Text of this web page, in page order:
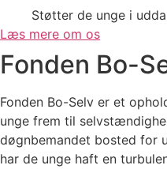
Støtter de unge i
Læs mere om os
Fonden Bo-
Fonden Bo-Selv er et
unge frem til
døgnbemandet bosted for
har de unge haft en